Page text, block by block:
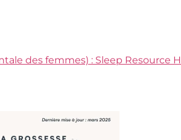
des femmes) : Sleep Resource